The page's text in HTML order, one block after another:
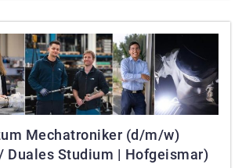
Mechatroniker (d/m/w)
Duales Studium | Hofgeismar)